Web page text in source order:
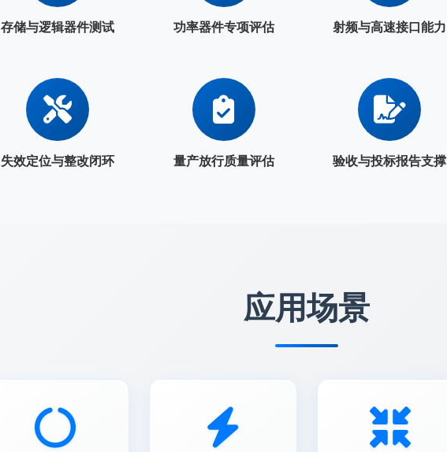
存储与逻辑器件测试 功率器件专项评估 射频与高速接口能力
失效定位与整改闭环 量产放行质量评估 验收与投标报告支撑
应用场景